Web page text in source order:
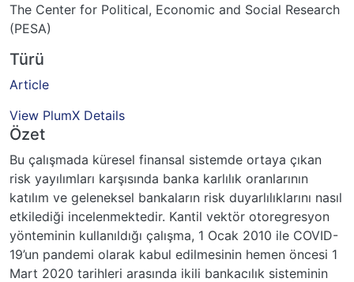
The Center for Political, Economic and Social Research
(PESA)
Türü
Article
View PlumX Details
Özet
Bu çalışmada küresel finansal sistemde ortaya çıkan
risk yayılımları karşısında banka karlılık oranlarının
katılım ve geleneksel bankaların risk duyarlılıklarını nasıl
etkilediği incelenmektedir. Kantil vektör otoregresyon
yönteminin kullanıldığı çalışma, 1 Ocak 2010 ile COVID-
19’un pandemi olarak kabul edilmesinin hemen öncesi 1
Mart 2020 tarihleri arasında ikili bankacılık sisteminin